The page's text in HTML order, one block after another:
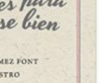
hispanohablantes. Usamos
necesariamente conocerla
a reglas y no siempre
Que los hablantes